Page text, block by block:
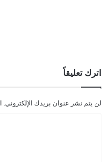
اترك تعليقاً
لن يتم نشر عنوان بريدك الإلكتروني.